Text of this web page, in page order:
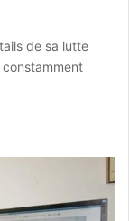
de sa lutte